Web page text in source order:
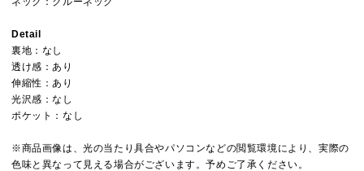
Detail
裏地：なし
透け感：あり
伸縮性：あり
光沢感：なし
ポケット：なし
※商品画像は、光の当たり具合やパソコンなどの閲覧環境により、実際の
色味と異なって見える場合がございます。予めご了承ください。